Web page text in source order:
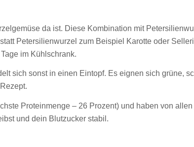
da ist. Diese Kombination mit
Petersilienwurzel zum Beispiel Karotte oder
im Kühlschrank.
sich sonst in einen Eintopf. Es eignen sich grüne,
Proteinmenge – 26 Prozent) und haben von
und dein Blutzucker stabil.